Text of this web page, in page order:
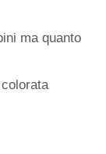
ma quanto